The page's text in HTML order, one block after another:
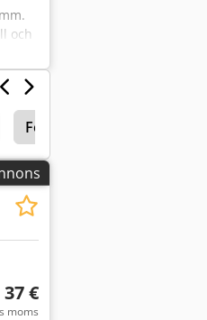
och
Formsprutningsmaskiner
37 €
moms